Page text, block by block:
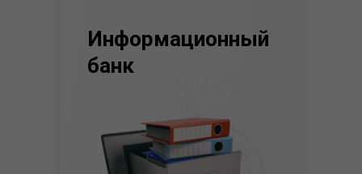
Информационный
банк